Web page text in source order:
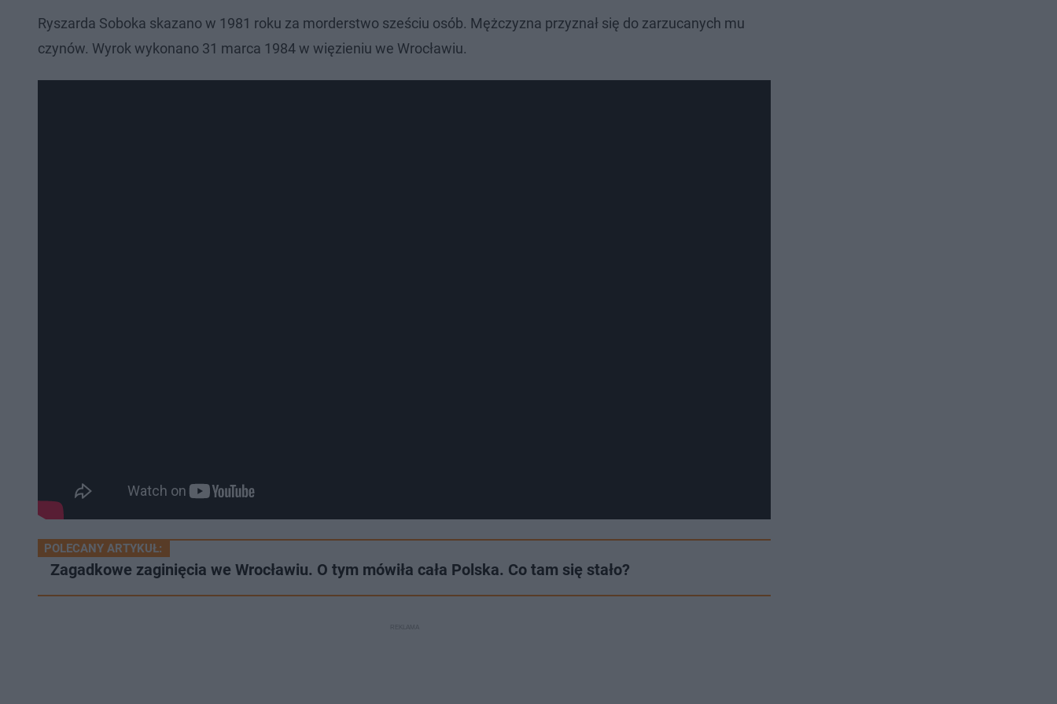
Ryszarda Soboka skazano w 1981 roku za morderstwo sześciu osób. Mężczyzna przyznał się do zarzucanych mu
czynów. Wyrok wykonano 31 marca 1984 w więzieniu we Wrocławiu.
POLECANY ARTYKUŁ:
Zagadkowe zaginięcia we Wrocławiu. O tym mówiła cała Polska. Co tam się stało?